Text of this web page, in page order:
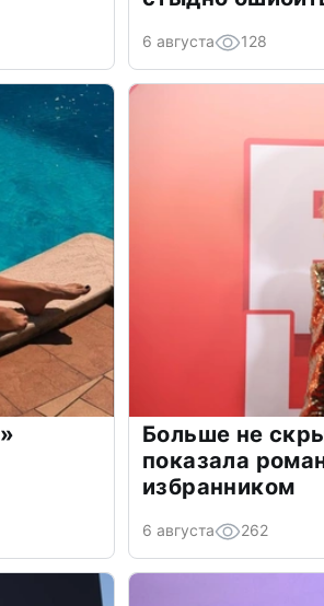
6 августа 128
Больше не
показала
избранником
6 августа 262